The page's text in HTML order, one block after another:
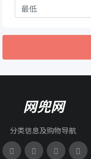
网兜网
分类信息及购物导航